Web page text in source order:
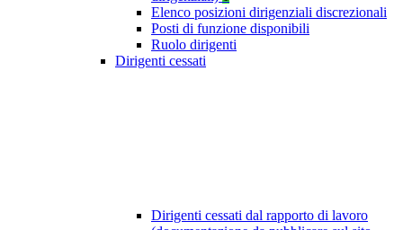
Elenco posizioni dirigenziali discrezionali
Posti di funzione disponibili
Ruolo dirigenti
Dirigenti cessati
Dirigenti cessati dal rapporto di lavoro